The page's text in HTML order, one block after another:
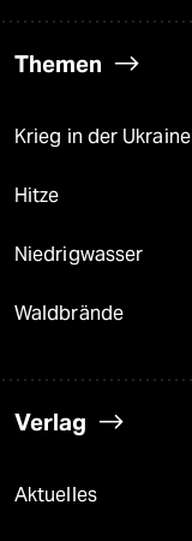
Themen
Krieg in der Ukraine
Hitze
Niedrigwasser
Waldbrände
Verlag
Aktuelles